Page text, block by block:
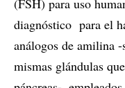
(FSH) para uso
diagnóstico para el
análogos de amilina
mismas glándulas